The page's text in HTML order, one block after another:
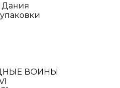
Дания
ВОИНЫ